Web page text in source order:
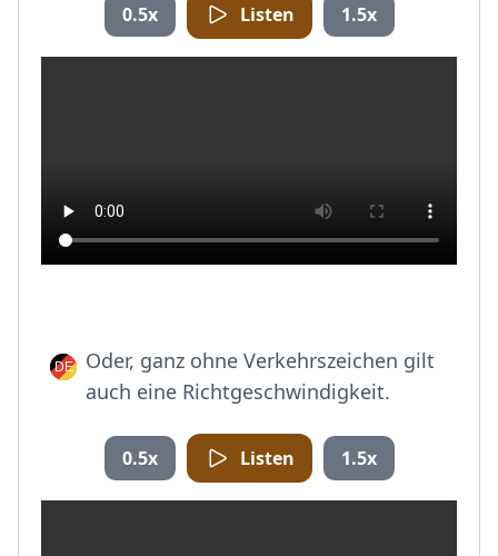
0.5x Listen 1.5x
Oder, ganz ohne Verkehrszeichen gilt
auch eine Richtgeschwindigkeit.
0.5x Listen 1.5x